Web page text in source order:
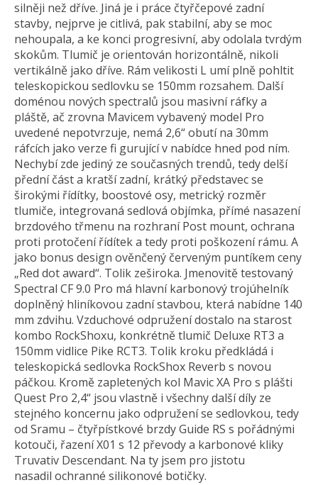
silněji než dříve. Jiná je i práce čtyřčepové zadní
stavby, nejprve je citlivá, pak stabilní, aby se moc
nehoupala, a ke konci progresivní, aby odolala tvrdým
skokům. Tlumič je orientován horizontálně, nikoli
vertikálně jako dříve. Rám velikosti L umí plně pohltit
teleskopickou sedlovku se 150mm rozsahem. Další
doménou nových spectralů jsou masivní ráfky a
pláště, ač zrovna Mavicem vybavený model Pro
uvedené nepotvrzuje, nemá 2,6“ obutí na 30mm
ráfcích jako verze fi gurující v nabídce hned pod ním.
Nechybí zde jediný ze současných trendů, tedy delší
přední část a kratší zadní, krátký představec se
širokými řídítky, boostové osy, metrický rozměr
tlumiče, integrovaná sedlová objímka, přímé nasazení
brzdového třmenu na rozhraní Post mount, ochrana
proti protočení řídítek a tedy proti poškození rámu. A
jako bonus design ověnčený červeným puntíkem ceny
„Red dot award“. Tolik zeširoka. Jmenovitě testovaný
Spectral CF 9.0 Pro má hlavní karbonový trojúhelník
doplněný hliníkovou zadní stavbou, která nabídne 140
mm zdvihu. Vzduchové odpružení dostalo na starost
kombo RockShoxu, konkrétně tlumič Deluxe RT3 a
150mm vidlice Pike RCT3. Tolik kroku předkládá i
teleskopická sedlovka RockShox Reverb s novou
páčkou. Kromě zapletených kol Mavic XA Pro s plášti
Quest Pro 2,4“ jsou vlastně i všechny další díly ze
stejného koncernu jako odpružení se sedlovkou, tedy
od Sramu – čtyřpístkové brzdy Guide RS s pořádnými
kotouči, řazení X01 s 12 převody a karbonové kliky
Truvativ Descendant. Na ty jsem pro jistotu
nasadil ochranné silikonové botičky.